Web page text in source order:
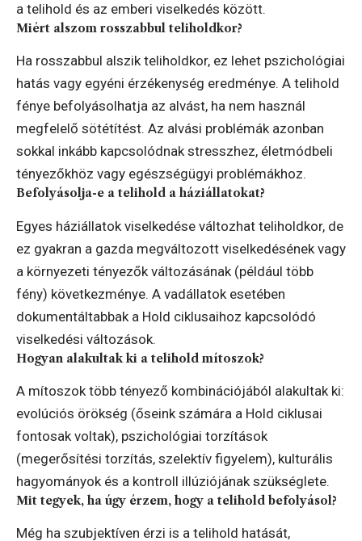
a telihold és az emberi viselkedés között.
Miért alszom rosszabbul teliholdkor?
Ha rosszabbul alszik teliholdkor, ez lehet pszichológiai
hatás vagy egyéni érzékenység eredménye. A telihold
fénye befolyásolhatja az alvást, ha nem használ
megfelelő sötétítést. Az alvási problémák azonban
sokkal inkább kapcsolódnak stresszhez, életmódbeli
tényezőkhöz vagy egészségügyi problémákhoz.
Befolyásolja-e a telihold a háziállatokat?
Egyes háziállatok viselkedése változhat teliholdkor, de
ez gyakran a gazda megváltozott viselkedésének vagy
a környezeti tényezők változásának (például több
fény) következménye. A vadállatok esetében
dokumentáltabbak a Hold ciklusaihoz kapcsolódó
viselkedési változások.
Hogyan alakultak ki a telihold mítoszok?
A mítoszok több tényező kombinációjából alakultak ki:
evolúciós örökség (őseink számára a Hold ciklusai
fontosak voltak), pszichológiai torzítások
(megerősítési torzítás, szelektív figyelem), kulturális
hagyományok és a kontroll illúziójának szükséglete.
Mit tegyek, ha úgy érzem, hogy a telihold befolyásol?
Még ha szubjektíven érzi is a telihold hatását,